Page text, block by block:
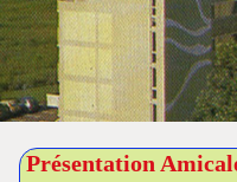
Présentation